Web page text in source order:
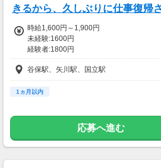
きるから、久しぶりに仕事復帰
時給1,600円～1,900円
未経験:1600円
経験者:1800円
介護福祉士:1900円
谷保駅、矢川駅、国立駅
1ヵ月以内
応募へ進む